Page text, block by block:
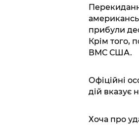
прибули
Крім того,
ВМС США.
Офіційні
дій вказує
Хоча про